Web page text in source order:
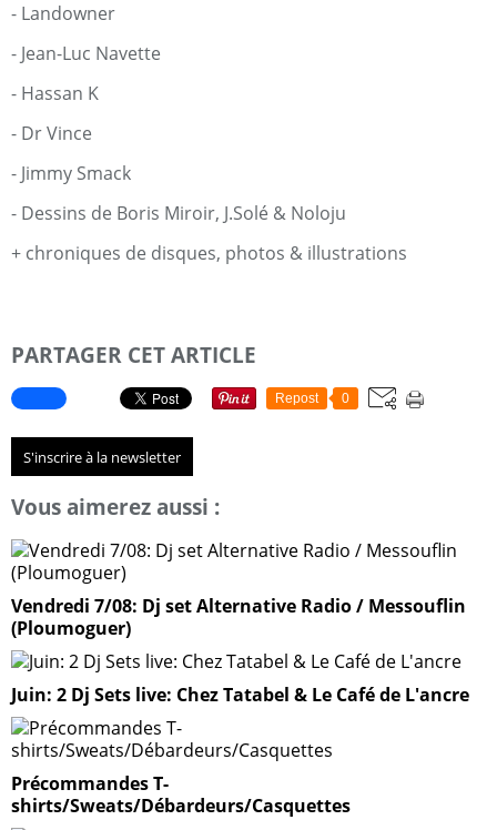
- Landowner
- Jean-Luc Navette
- Hassan K
- Dr Vince
- Jimmy Smack
- Dessins de Boris Miroir, J.Solé & Noloju
+ chroniques de disques, photos & illustrations
PARTAGER CET ARTICLE
Repost 0
S'inscrire à la newsletter
Vous aimerez aussi :
Vendredi 7/08: Dj set Alternative Radio / Messouflin
(Ploumoguer)
Juin: 2 Dj Sets live: Chez Tatabel & Le Café de L'ancre
Précommandes T-
shirts/Sweats/Débardeurs/Casquettes